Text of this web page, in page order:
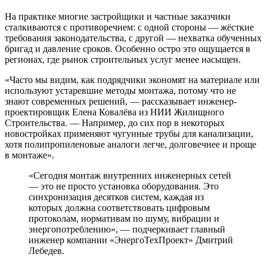
На практике многие застройщики и частные заказчики
сталкиваются с противоречием: с одной стороны — жёсткие
требования законодательства, с другой — нехватка обученных
бригад и давление сроков. Особенно остро это ощущается в
регионах, где рынок строительных услуг менее насыщен.
«Часто мы видим, как подрядчики экономят на материале или
используют устаревшие методы монтажа, потому что не
знают современных решений, — рассказывает инженер-
проектировщик Елена Ковалёва из НИИ Жилищного
Строительства. — Например, до сих пор в некоторых
новостройках применяют чугунные трубы для канализации,
хотя полипропиленовые аналоги легче, долговечнее и проще
в монтаже».
«Сегодня монтаж внутренних инженерных сетей
— это не просто установка оборудования. Это
синхронизация десятков систем, каждая из
которых должна соответствовать цифровым
протоколам, нормативам по шуму, вибрации и
энергопотреблению», — подчеркивает главный
инженер компании «ЭнергоТехПроект» Дмитрий
Лебедев.